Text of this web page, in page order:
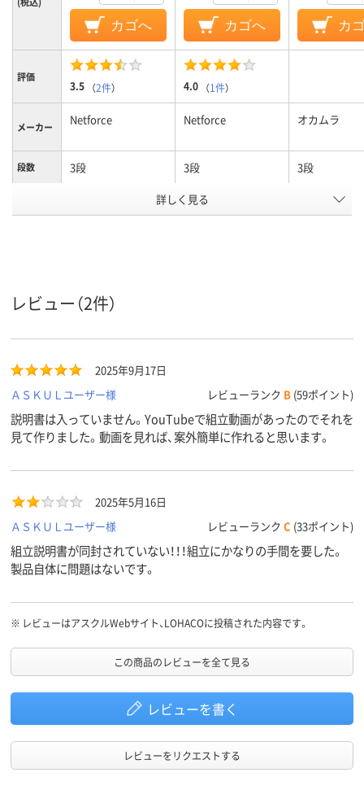
カゴへ カゴへ カ
評価
3.5 （2件） 4.0 （1件）
メーカー Netforce Netforce オカムラ
段数 3段 3段 3段
引違い扉タイプ 引違い扉タ
施錠方法 シリンダー錠
アスクル
スコア
60
詳しく見る
レビュー（2件）
2025年9月17日
ＡＳＫＵＬユーザー様
レビューランク B (59ポイント)
説明書は入っていません。YouTubeで組立動画があったのでそれを
見て作りました。動画を見れば、案外簡単に作れると思います。
2025年5月16日
ＡＳＫＵＬユーザー様
レビューランク C (33ポイント)
組立説明書が同封されていない！！！組立にかなりの手間を要した。
製品自体に問題はないです。
※ レビューはアスクルWebサイト、LOHACOに投稿された内容です。
この商品のレビューを全て見る
レビューを書く
レビューをリクエストする